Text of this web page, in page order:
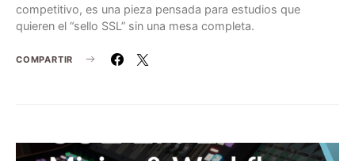
competitivo, es una pieza pensada para estudios que
quieren el “sello SSL” sin una mesa completa.
COMPARTIR